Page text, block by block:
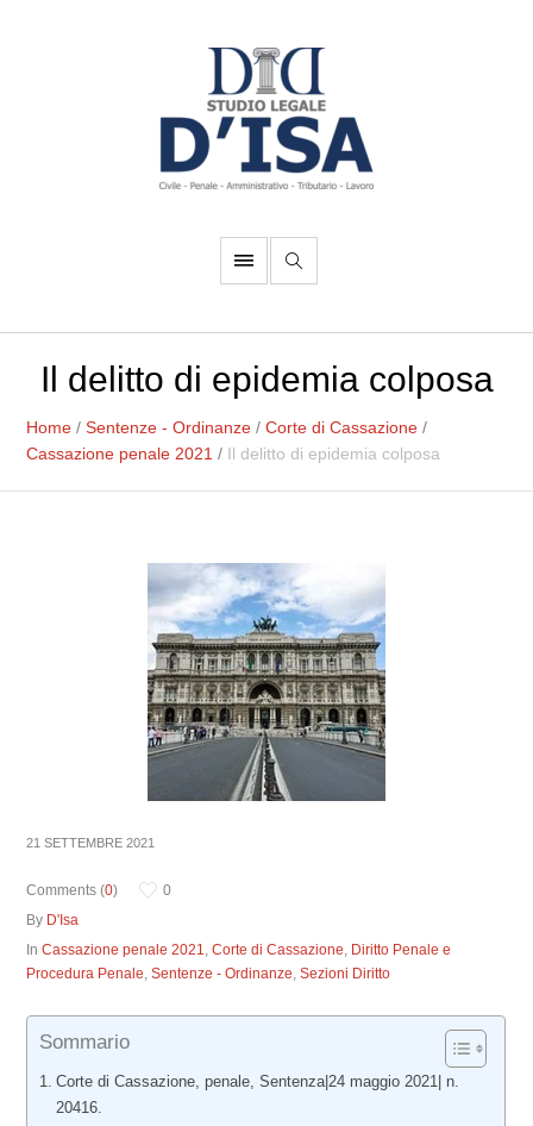
Il delitto di epidemia colposa
Home /Sentenze - Ordinanze /Corte di Cassazione /
Cassazione penale 2021 / Il delitto di epidemia colposa
21 SETTEMBRE 2021
Comments (0)
0
By D'Isa
InCassazione penale 2021,Corte di Cassazione, Diritto Penale e
Procedura Penale,Sentenze - Ordinanze,Sezioni Diritto
Sommario
Corte di Cassazione, penale, Sentenza|24 maggio 2021| n.
20416.